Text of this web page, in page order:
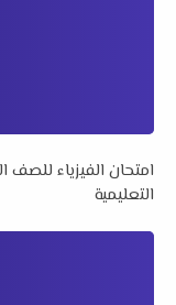
التعليمية